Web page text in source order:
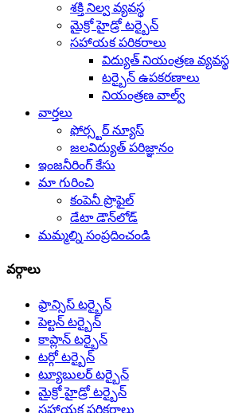
శక్తి నిల్వ వ్యవస్థ
మైక్రో హైడ్రో టర్బైన్
సహాయక పరికరాలు
విద్యుత్ నియంత్రణ వ్యవస్థ
టర్బైన్ ఉపకరణాలు
నియంత్రణ వాల్వ్
వార్తలు
ఫోర్స్టర్ న్యూస్
జలవిద్యుత్ పరిజ్ఞానం
ఇంజనీరింగ్ కేసు
మా గురించి
కంపెనీ ప్రొఫైల్
డేటా డౌన్‌లోడ్
మమ్మల్ని సంప్రదించండి
వర్గాలు
ఫ్రాన్సిస్ టర్బైన్
పెల్టన్ టర్బైన్
కాప్లాన్ టర్బైన్
టర్గో టర్బైన్
ట్యూబులర్ టర్బైన్
మైక్రో హైడ్రో టర్బైన్
సహాయక పరికరాలు